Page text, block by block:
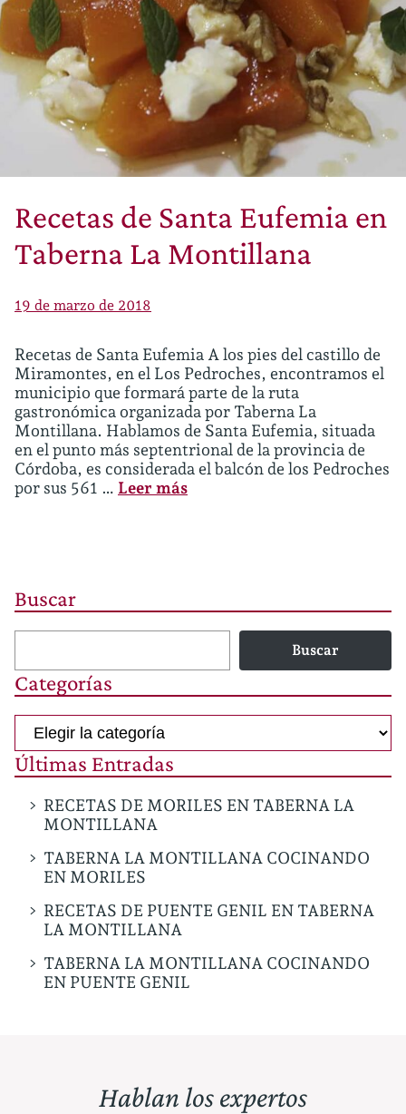
Recetas de Santa Eufemia en
Taberna La Montillana
19 de marzo de 2018
Recetas de Santa Eufemia A los pies del castillo de
Miramontes, en el Los Pedroches, encontramos el
municipio que formará parte de la ruta
gastronómica organizada por Taberna La
Montillana. Hablamos de Santa Eufemia, situada
en el punto más septentrional de la provincia de
Córdoba, es considerada el balcón de los Pedroches
por sus 561 … Leer más
Buscar
Buscar
Categorías
Categorías
Últimas Entradas
RECETAS DE MORILES EN TABERNA LA
MONTILLANA
TABERNA LA MONTILLANA COCINANDO
EN MORILES
RECETAS DE PUENTE GENIL EN TABERNA
LA MONTILLANA
TABERNA LA MONTILLANA COCINANDO
EN PUENTE GENIL
Hablan los expertos